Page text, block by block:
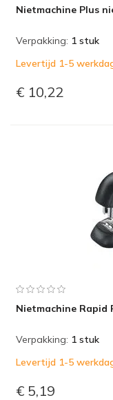
Nietmachine Plus
Verpakking: 1 stuk
Levertijd 1-5
€ 10,22
Nietmachine Rapid
Verpakking: 1 stuk
Levertijd 1-5
€ 5,19